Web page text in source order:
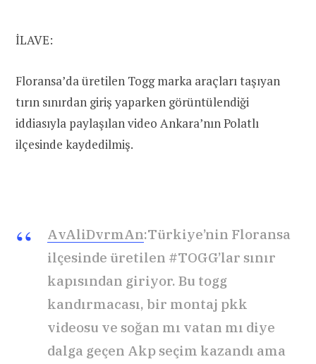
İLAVE:
Floransa’da üretilen Togg marka araçları taşıyan
tırın sınırdan giriş yaparken görüntülendiği
iddiasıyla paylaşılan video Ankara’nın Polatlı
ilçesinde kaydedilmiş.
AvAliDvrmAn:Türkiye’nin Floransa
ilçesinde üretilen #TOGG’lar sınır
kapısından giriyor. Bu togg
kandırmacası, bir montaj pkk
videosu ve soğan mı vatan mı diye
dalga geçen Akp seçim kazandı ama